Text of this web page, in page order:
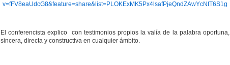
v=fFV8eaUdcG8&feature=share&list=PLOKExMK5Px4lsafPjeQndZAwYcNtT6S1g
El conferencista explico con testimonios propios la valía de la palabra oportuna,
sincera, directa y constructiva en cualquier ámbito.